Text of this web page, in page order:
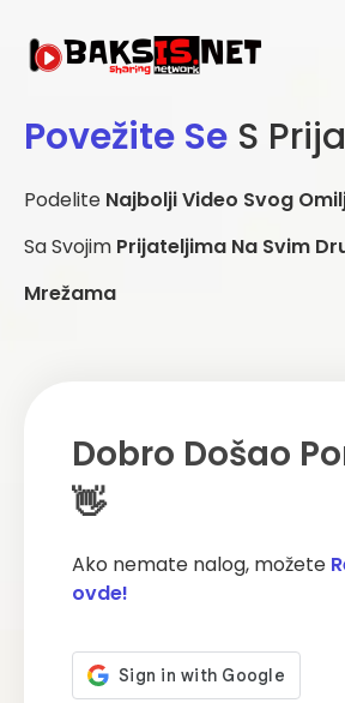
Povežite Se S
Podelite Najbolji Video Svog
Sa Svojim Prijateljima Na Svim
Mrežama
Dobro Došao
👋
Ako nemate nalog, možete
ovde!